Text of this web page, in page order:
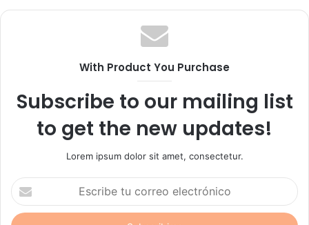
With Product You Purchase
Subscribe to our mailing list
to get the new updates!
Lorem ipsum dolor sit amet, consectetur.
Escribe
tu
correo